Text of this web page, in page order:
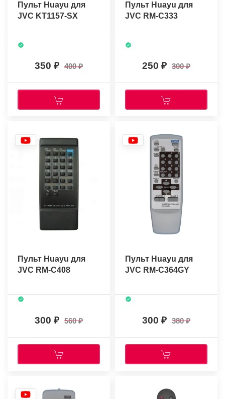
Пульт Huayu для
JVC KT1157-SX
350 400
Пульт Huayu для
JVC RM-C333
250 300
Пульт Huayu для
JVC RM-C408
300 560
Пульт Huayu для
JVC RM-C364GY
300 380